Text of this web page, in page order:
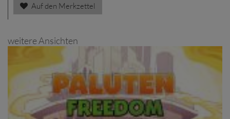
Auf den Merkzettel
weitere Ansichten